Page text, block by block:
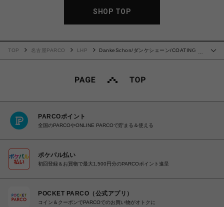
SHOP TOP
…
TOP 名古屋PARCO LHP
DankeSchon/ダンケシェーン/COATING
PARCOポイント
全国のPARCOやONLINE PARCOで貯まる＆使える
ポケパル払い
初回登録＆お買物で最大1,500円分のPARCOポイント進呈
POCKET PARCO（公式アプリ）
コイン＆クーポンでPARCOでのお買い物がオトクに